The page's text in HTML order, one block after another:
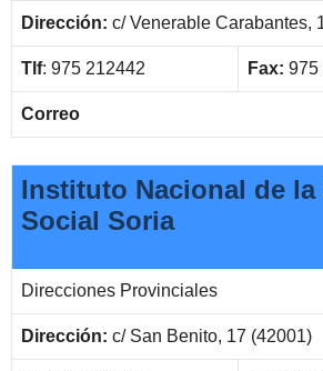
Dirección: c/ Venerable Carabantes,
Tlf: 975 212442 Fax: 975
Correo
Instituto Nacional de la
Social Soria
Direcciones Provinciales
Dirección: c/ San Benito, 17 (42001)